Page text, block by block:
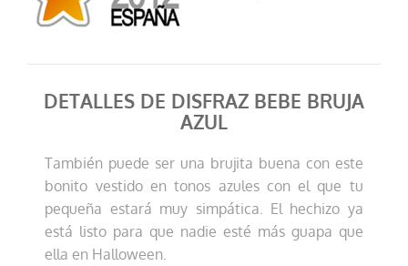
DETALLES DE DISFRAZ BEBE BRUJA
AZUL
También puede ser una brujita buena con este
bonito vestido en tonos azules con el que tu
pequeña estará muy simpática. El hechizo ya
está listo para que nadie esté más guapa que
ella en Halloween.